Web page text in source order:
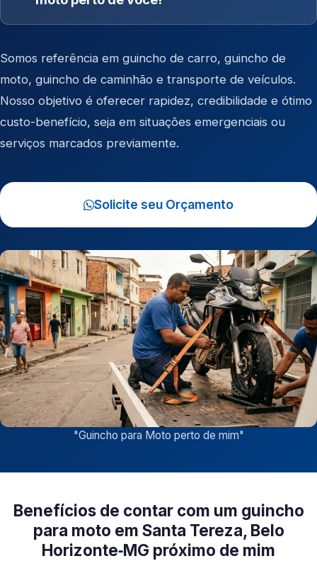
Somos referência em guincho de carro, guincho de
moto, guincho de caminhão e transporte de veículos.
Nosso objetivo é oferecer rapidez, credibilidade e ótimo
custo-benefício, seja em situações emergenciais ou
serviços marcados previamente.
Solicite seu Orçamento
"Guincho para Moto perto de mim"
Benefícios de contar com um guincho
para moto em Santa Tereza, Belo
Horizonte‑MG próximo de mim